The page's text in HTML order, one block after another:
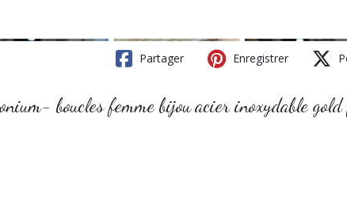
Partager Enregistrer
boucles femme bijou acier inoxydable